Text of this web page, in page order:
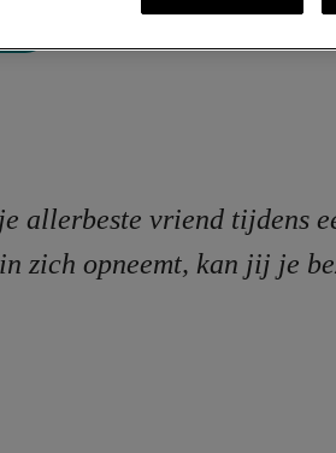
allerbeste vriend tijdens
zich opneemt, kan jij je